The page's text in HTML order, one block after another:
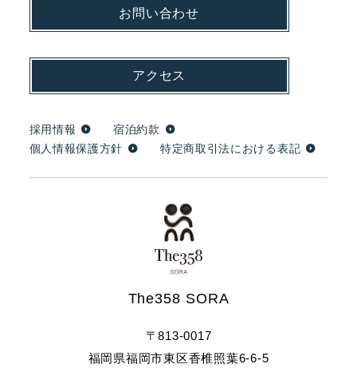
The358 SORA
〒813-0017
福岡県福岡市東区香椎照葉6-6-5
お問い合わせ
アクセス
採用情報
宿泊約款
個人情報保護方針
特定商取引法における表記